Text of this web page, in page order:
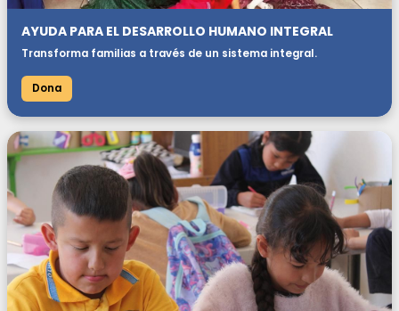
AYUDA PARA EL DESARROLLO HUMANO INTEGRAL
Transforma familias a través de un sistema integral.
Dona